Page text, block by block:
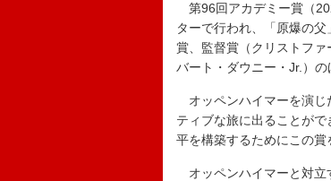
第96回アカデミー賞（
ターで行われ、「原爆の
賞、監督賞（クリストフ
バート・ダウニー・Jr.）の
オッペンハイマーを演じ
ティブな旅に出ることが
平を構築するためにこの賞
オッペンハイマーと対立